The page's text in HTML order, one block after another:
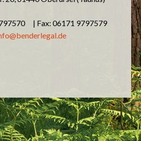
| Fax: 06171 9797579